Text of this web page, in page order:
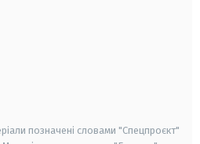
позначені словами "Спецпроєкт"